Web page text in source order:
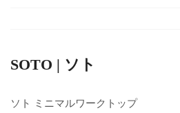
SOTO | ソト
ソト ミニマルワークトップ